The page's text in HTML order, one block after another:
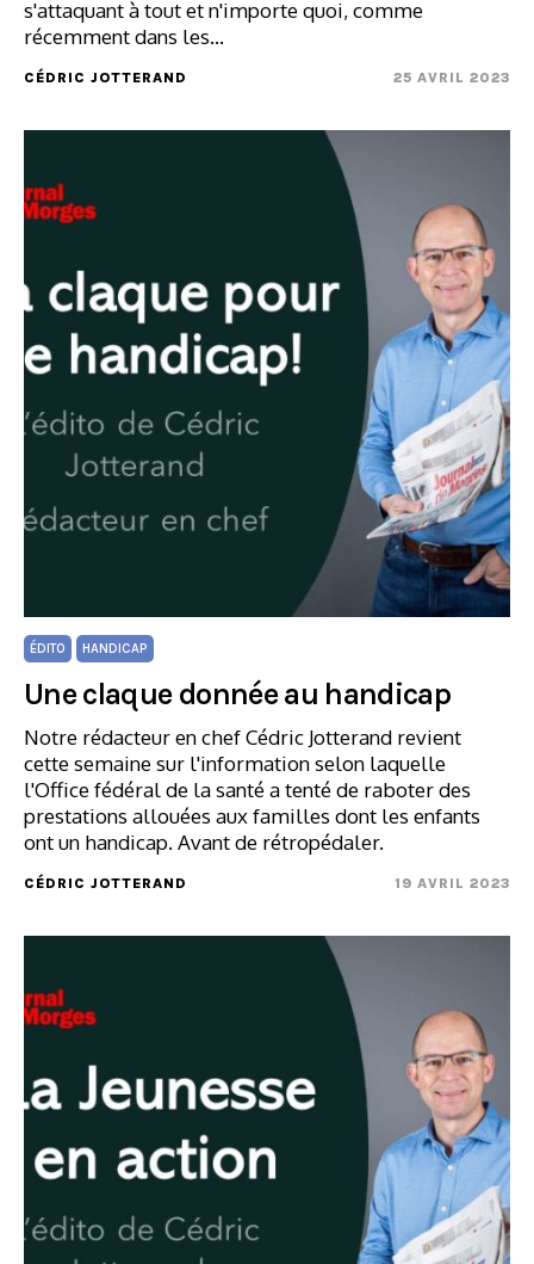
s'attaquant à tout et n'importe quoi, comme
récemment dans les…
CÉDRIC JOTTERAND 25 AVRIL 2023
ÉDITO HANDICAP
Une claque donnée au handicap
Notre rédacteur en chef Cédric Jotterand revient
cette semaine sur l'information selon laquelle
l'Office fédéral de la santé a tenté de raboter des
prestations allouées aux familles dont les enfants
ont un handicap. Avant de rétropédaler.
CÉDRIC JOTTERAND 19 AVRIL 2023